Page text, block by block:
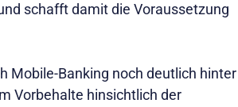
schafft damit die Voraussetzung
Mobile-Banking noch deutlich hinter
Vorbehalte hinsichtlich der